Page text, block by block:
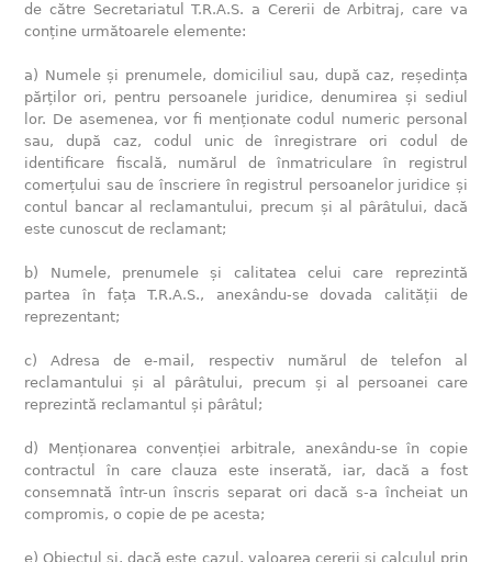
de către Secretariatul T.R.A.S. a Cererii de Arbitraj, care va
conține următoarele elemente:
a) Numele și prenumele, domiciliul sau, după caz, reședința
părților ori, pentru persoanele juridice, denumirea și sediul
lor. De asemenea, vor fi menționate codul numeric personal
sau, după caz, codul unic de înregistrare ori codul de
identificare fiscală, numărul de înmatriculare în registrul
comerțului sau de înscriere în registrul persoanelor juridice și
contul bancar al reclamantului, precum și al pârâtului, dacă
este cunoscut de reclamant;
b) Numele, prenumele și calitatea celui care reprezintă
partea în fața T.R.A.S., anexându-se dovada calității de
reprezentant;
c) Adresa de e-mail, respectiv numărul de telefon al
reclamantului și al pârâtului, precum și al persoanei care
reprezintă reclamantul și pârâtul;
d) Menționarea convenției arbitrale, anexându-se în copie
contractul în care clauza este inserată, iar, dacă a fost
consemnată într-un înscris separat ori dacă s-a încheiat un
compromis, o copie de pe acesta;
e) Obiectul și, dacă este cazul, valoarea cererii și calculul prin